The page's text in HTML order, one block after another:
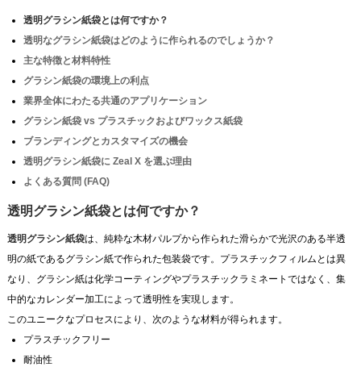
透明グラシン紙袋とは何ですか？
透明なグラシン紙袋はどのように作られるのでしょうか？
主な特徴と材料特性
グラシン紙袋の環境上の利点
業界全体にわたる共通のアプリケーション
グラシン紙袋 vs プラスチックおよびワックス紙袋
ブランディングとカスタマイズの機会
透明グラシン紙袋に Zeal X を選ぶ理由
よくある質問 (FAQ)
透明グラシン紙袋とは何ですか？
透明グラシン紙袋は、純粋な木材パルプから作られた滑らかで光沢のある半透
明の紙であるグラシン紙で作られた包装袋です。プラスチックフィルムとは異
なり、グラシン紙は化学コーティングやプラスチックラミネートではなく、集
中的なカレンダー加工によって透明性を実現します。
このユニークなプロセスにより、次のような材料が得られます。
プラスチックフリー
耐油性